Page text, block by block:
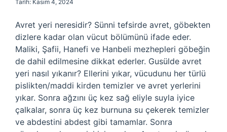
Tarih: Kasım 4, 2024
Avret yeri neresidir? Sünni tefsirde avret, göbekten
dizlere kadar olan vücut bölümünü ifade eder.
Maliki, Şafii, Hanefi ve Hanbeli mezhepleri göbeğin
de dahil edilmesine dikkat ederler. Gusülde avret
yeri nasıl yıkanır? Ellerini yıkar, vücudunu her türlü
pislikten/maddi kirden temizler ve avret yerlerini
yıkar. Sonra ağzını üç kez sağ eliyle suyla iyice
çalkalar, sonra üç kez burnuna su çekerek temizler
ve abdestini abdest gibi tamamlar. Sonra